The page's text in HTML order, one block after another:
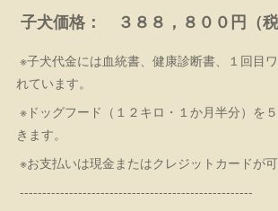
子犬価格： ３８８，８００円（税
※子犬代金には血統書、健康診断書、１回目
れています。
※ドッグフード（１２キロ・１か月半分）を
きます。
※お支払いは現金またはクレジットカードが可
----------------------------------------------------